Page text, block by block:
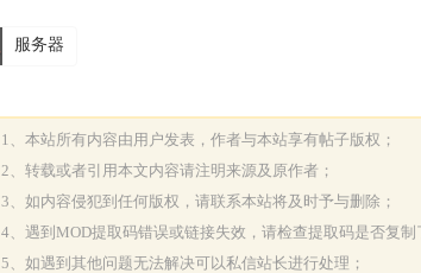
服务器
1、本站所有内容由用户发表，作者与本站享有帖子版权；
2、转载或者引用本文内容请注明来源及原作者；
3、如内容侵犯到任何版权，请联系本站将及时予与删除；
4、遇到MOD提取码错误或链接失效，请检查提取码是否复
5、如遇到其他问题无法解决可以私信站长进行处理；